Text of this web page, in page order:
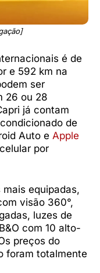
é de
e 592 km na
ser
26 ou 28
já contam
de
Auto e Apple
por
equipadas,
visão 360°,
luzes de
com 10 alto-
preços do
foram totalmente